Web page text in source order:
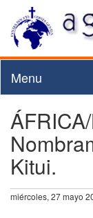
Menu
Kitui.
miércoles, 27 mayo